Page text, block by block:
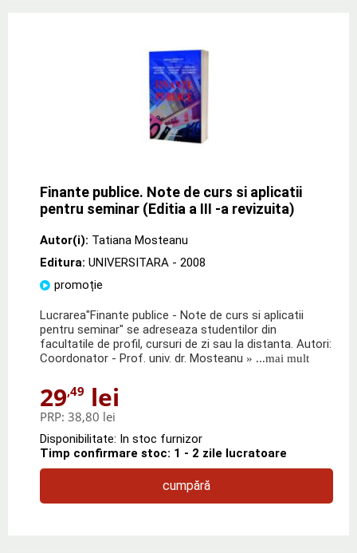
Finante publice. Note de curs si aplicatii
pentru seminar (Editia a III -a revizuita)
Autor(i): Tatiana Mosteanu
Editura: UNIVERSITARA - 2008
promoție
Lucrarea"Finante publice - Note de curs si aplicatii
pentru seminar" se adreseaza studentilor din
facultatile de profil, cursuri de zi sau la distanta. Autori:
Coordonator - Prof. univ. dr. Mosteanu » ...mai mult
29,49 lei
PRP: 38,80 lei
Disponibilitate: In stoc furnizor
Timp confirmare stoc: 1 - 2 zile lucratoare
cumpără